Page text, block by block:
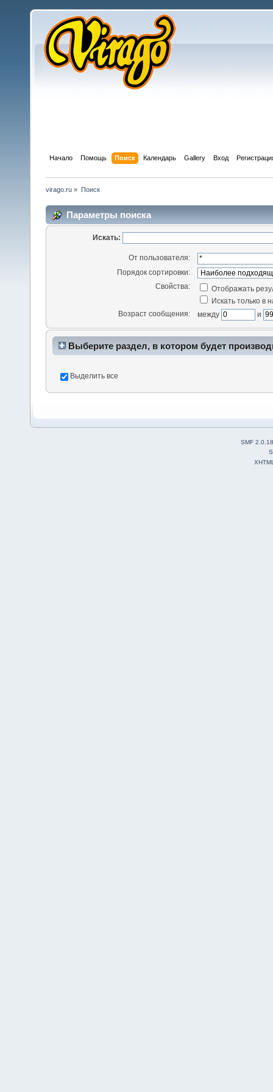
Начало Помощь Поиск Календарь Gallery Вход
virago.ru » Поиск
Параметры поиска
Искать:
От пользователя:
Порядок сортировки:
Свойства:
Отображать
Искать только в
Возраст сообщения:
между и
Выберите раздел, в котором будет
Выделить все
SMF 2.0.18